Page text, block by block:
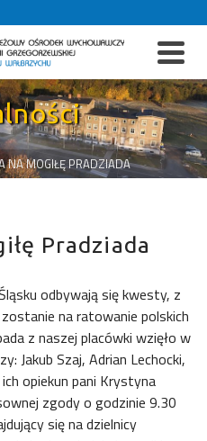
NA MOGIŁĘ PRADZIADA
Pradziada
odbywają się kwesty, z
na ratowanie polskich
z naszej placówki wzięło w
Jakub Szaj, Adrian Lechocki,
opiekun pani Krystyna
zgody o godzinie 9.30
się na dzielnicy